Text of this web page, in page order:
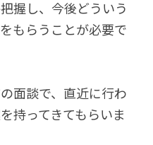
握し、今後どういう
もらうことが必要で
面談で、直近に行わ
持ってきてもらいま